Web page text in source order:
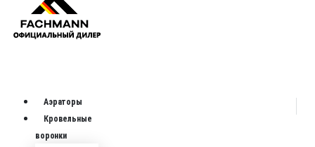
Аэраторы
Кровельные
воронки